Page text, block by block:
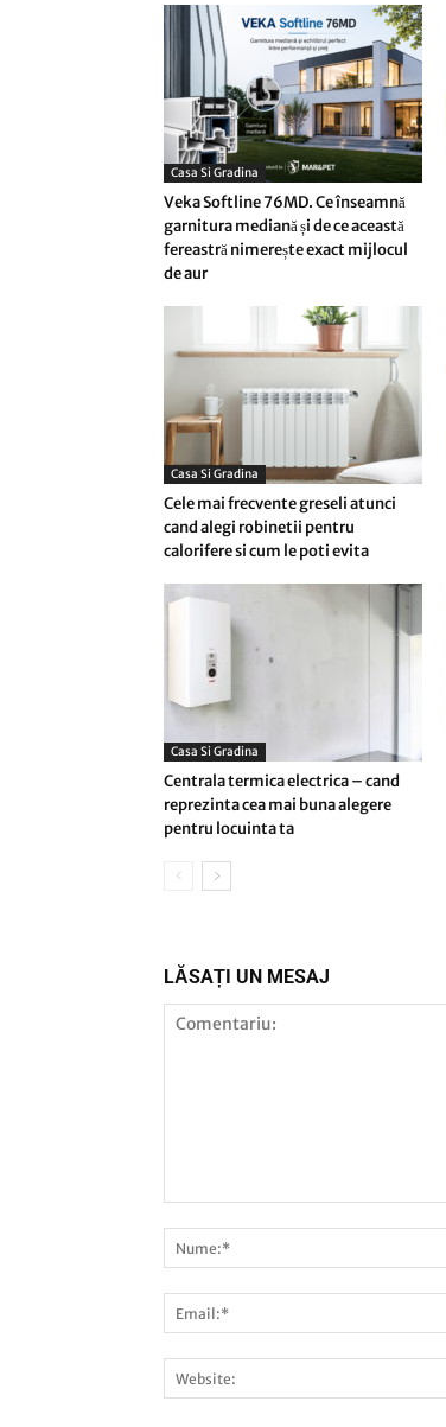
Casa Si Gradina
Veka Softline 76MD. Ce înseamnă
garnitura mediană și de ce această
fereastră nimerește exact mijlocul
de aur
Casa Si Gradina
Cele mai frecvente greseli atunci
cand alegi robinetii pentru
calorifere si cum le poti evita
Casa Si Gradina
Centrala termica electrica – cand
reprezinta cea mai buna alegere
pentru locuinta ta
LĂSAȚI UN MESAJ